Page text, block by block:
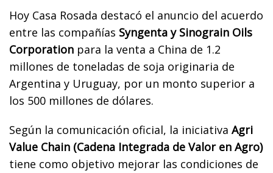
Hoy Casa Rosada destacó el anuncio del acuerdo
entre las compañías Syngenta y Sinograin Oils
Corporation para la venta a China de 1.2
millones de toneladas de soja originaria de
Argentina y Uruguay, por un monto superior a
los 500 millones de dólares.
Según la comunicación oficial, la iniciativa Agri
Value Chain (Cadena Integrada de Valor en Agro)
tiene como objetivo mejorar las condiciones de